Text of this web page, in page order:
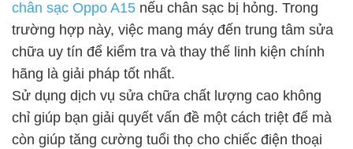
chân sạc Oppo A15 nếu chân sạc bị hỏng. Trong
trường hợp này, việc mang máy đến trung tâm sửa
chữa uy tín để kiểm tra và thay thế linh kiện chính
hãng là giải pháp tốt nhất.
Sử dụng dịch vụ sửa chữa chất lượng cao không
chỉ giúp bạn giải quyết vấn đề một cách triệt để mà
còn giúp tăng cường tuổi thọ cho chiếc điện thoại